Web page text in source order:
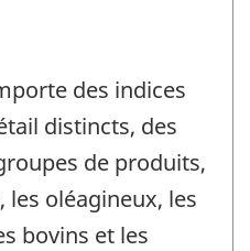
des indices
distincts, des
de produits,
les oléagineux, les
bovins et les